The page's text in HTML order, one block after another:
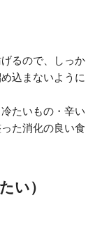
るので、しっか
込まないように
たいもの・辛い
た消化の良い食
い）